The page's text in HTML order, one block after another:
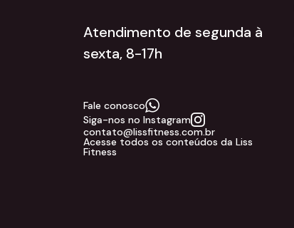
Atendimento de segunda à
sexta, 8-17h
Fale conosco
Siga-nos no Instagram
contato@lissfitness.com.br
Acesse todos os conteúdos da Liss
Fitness